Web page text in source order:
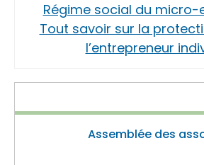
Régime social du micro-
Tout savoir sur la
l’entrepreneur
Assemblée des